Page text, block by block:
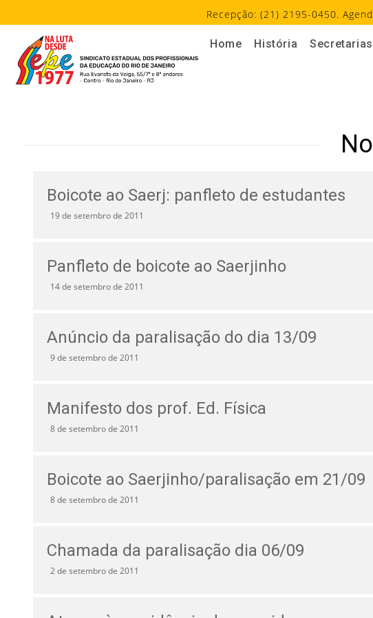
Recepção: (21) 2195-0450.
Home História Secretarias
Boicote ao Saerj: panfleto de estudantes
19 de setembro de 2011
Panfleto de boicote ao Saerjinho
14 de setembro de 2011
Anúncio da paralisação do dia 13/09
9 de setembro de 2011
Manifesto dos prof. Ed. Física
8 de setembro de 2011
Boicote ao Saerjinho/paralisação em 21/09
8 de setembro de 2011
Chamada da paralisação dia 06/09
2 de setembro de 2011